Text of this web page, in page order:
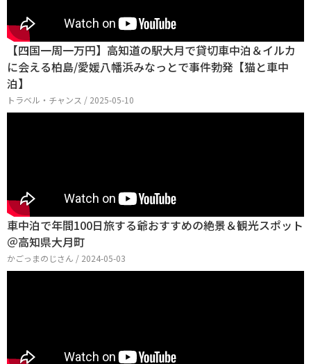
【四国一周一万円】高知道の駅大月で貸切車中泊＆イルカ
に会える柏島/愛媛八幡浜みなっとで事件勃発【猫と車中
泊】
トラベル・チャンス / 2025-05-10
車中泊で年間100日旅する爺おすすめの絶景＆観光スポット
＠高知県大月町
かごっまのじさん / 2024-05-03